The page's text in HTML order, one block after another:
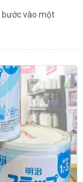
bước vào một